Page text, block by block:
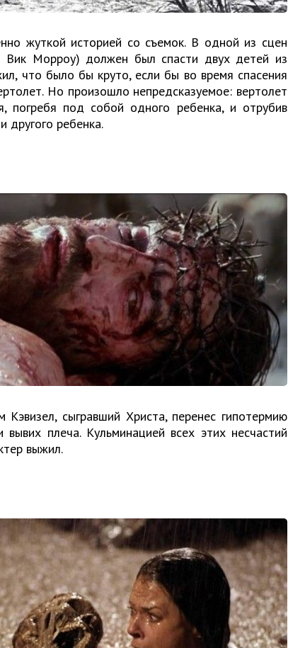
жуткой историей со съемок. В одной из сцен
Вик Морроу) должен был спасти двух детей из
что было бы круто, если бы во время спасения
Но произошло непредсказуемое: вертолет
погребя под собой одного ребенка, и отрубив
другого ребенка.
сыгравший Христа, перенес гипотермию
плеча. Кульминацией всех этих несчастий
выжил.